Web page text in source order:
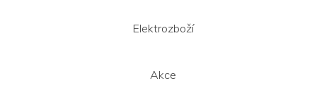
í
v
k
Elektrozboží
Akce